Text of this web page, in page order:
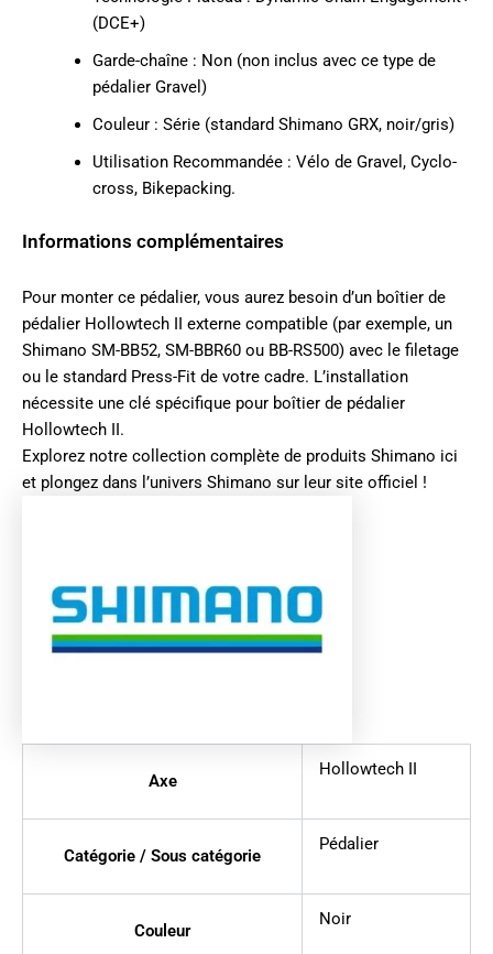
(DCE+)
Garde-chaîne : Non (non inclus avec ce type de
pédalier Gravel)
Couleur : Série (standard Shimano GRX, noir/gris)
Utilisation Recommandée : Vélo de Gravel, Cyclo-
cross, Bikepacking.
Informations complémentaires
Pour monter ce pédalier, vous aurez besoin d’un boîtier de
pédalier Hollowtech II externe compatible (par exemple, un
Shimano SM-BB52, SM-BBR60 ou BB-RS500) avec le filetage
ou le standard Press-Fit de votre cadre. L’installation
nécessite une clé spécifique pour boîtier de pédalier
Hollowtech II.
Explorez notre collection complète de produits Shimano ici
et plongez dans l’univers Shimano sur leur site officiel !
Axe
Hollowtech II
Catégorie / Sous catégorie
Pédalier
Couleur
Noir